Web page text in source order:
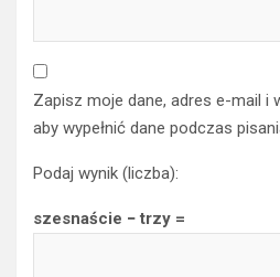
Zapisz moje dane, adres e-mail i
aby wypełnić dane podczas
Podaj wynik (liczba):
szesnaście − trzy =